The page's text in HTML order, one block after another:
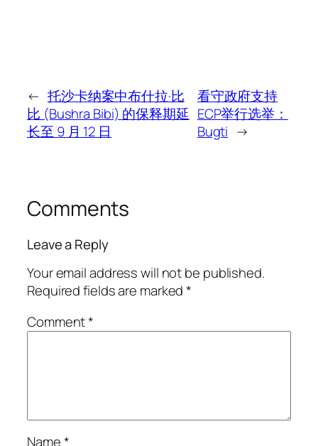
← 托沙卡纳案中布什拉·比
比 (Bushra Bibi) 的保释期延
长至 9 月 12 日
看守政府支持
ECP举行选举：
Bugti →
Comments
Leave a Reply
Your email address will not be published.
Required fields are marked*
Comment*
Name*